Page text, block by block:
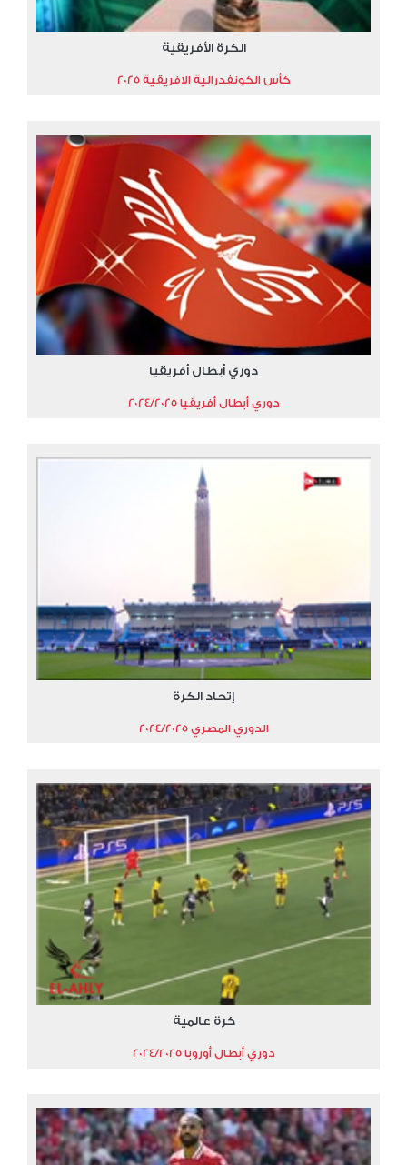
الكرة الأفريقية
كأس الكونفدرالية الافريقية 2025
دوري أبطال أفريقيا
دوري أبطال أفريقيا 2024/2025
إتحاد الكرة
الدوري المصري 2024/2025
كرة عالمية
دوري أبطال أوروبا 2024/2025